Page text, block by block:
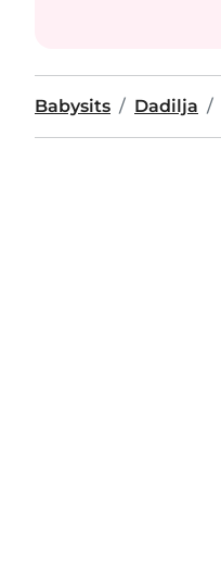
Babysits Dadilja